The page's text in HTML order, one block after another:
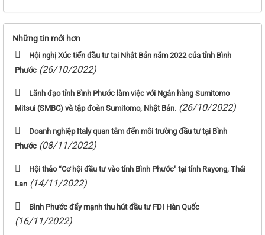
Những tin mới hơn
Hội nghị Xúc tiến đầu tư tại Nhật Bản năm 2022 của tỉnh Bình
Phước (26/10/2022)
Lãnh đạo tỉnh Bình Phước làm việc với Ngân hàng Sumitomo
Mitsui (SMBC) và tập đoàn Sumitomo, Nhật Bản. (26/10/2022)
Doanh nghiệp Italy quan tâm đến môi trường đầu tư tại Bình
Phước (08/11/2022)
Hội thảo “Cơ hội đầu tư vào tỉnh Bình Phước" tại tỉnh Rayong, Thái
Lan (14/11/2022)
Bình Phước đẩy mạnh thu hút đầu tư FDI Hàn Quốc
(16/11/2022)